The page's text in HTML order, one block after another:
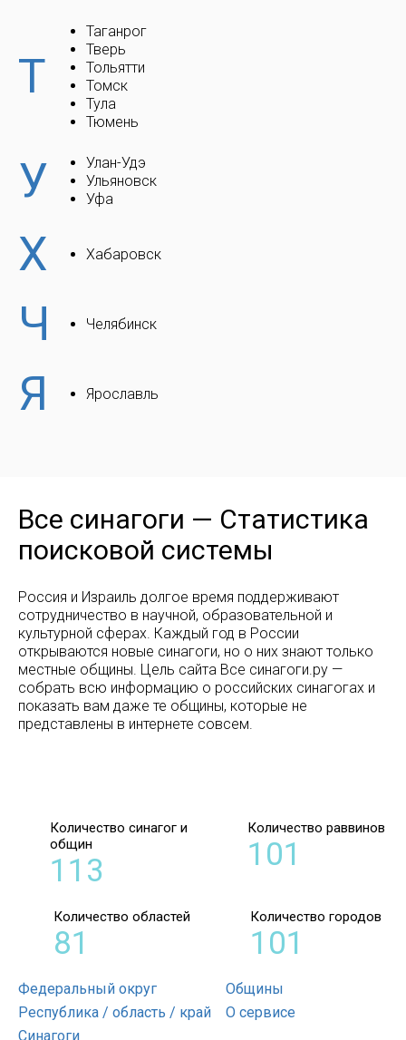
Т
Таганрог
Тверь
Тольятти
Томск
Тула
Тюмень
У
Улан-Удэ
Ульяновск
Уфа
Х Хабаровск
Ч Челябинск
Я Ярославль
Все синагоги — Статистика
поисковой системы
Россия и Израиль долгое время поддерживают
сотрудничество в научной, образовательной и
культурной сферах. Каждый год в России
открываются новые синагоги, но о них знают только
местные общины. Цель сайта Все синагоги.ру —
собрать всю информацию о российских синагогах и
показать вам даже те общины, которые не
представлены в интернете совсем.
Федеральный округ
Республика / область / край
Синагоги
Общины
О сервисе
Количество синагог и
общин
113
Количество раввинов
101
Количество областей
81
Количество городов
101